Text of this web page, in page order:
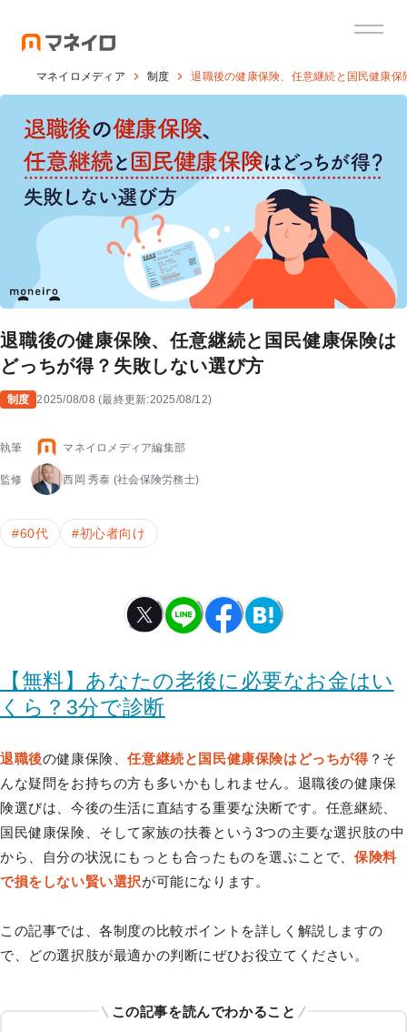
マネイロメディア 制度 退職後の健康保険、任意継続と国民健康
退職後の健康保険、任意継続と国民健康保険は
どっちが得？失敗しない選び方
制度 2025/08/08 (最終更新:2025/08/12)
執筆 マネイロメディア編集部
監修 西岡 秀泰 (社会保険労務士)
#60代 #初心者向け
【無料】あなたの老後に必要なお金はい
くら？3分で診断
退職後の健康保険、任意継続と国民健康保険はどっちが得？そ
んな疑問をお持ちの方も多いかもしれません。退職後の健康保
険選びは、今後の生活に直結する重要な決断です。任意継続、
国民健康保険、そして家族の扶養という3つの主要な選択肢の中
から、自分の状況にもっとも合ったものを選ぶことで、保険料
で損をしない賢い選択が可能になります。
この記事では、各制度の比較ポイントを詳しく解説しますの
で、どの選択肢が最適かの判断にぜひお役立てください。
この記事を読んでわかること